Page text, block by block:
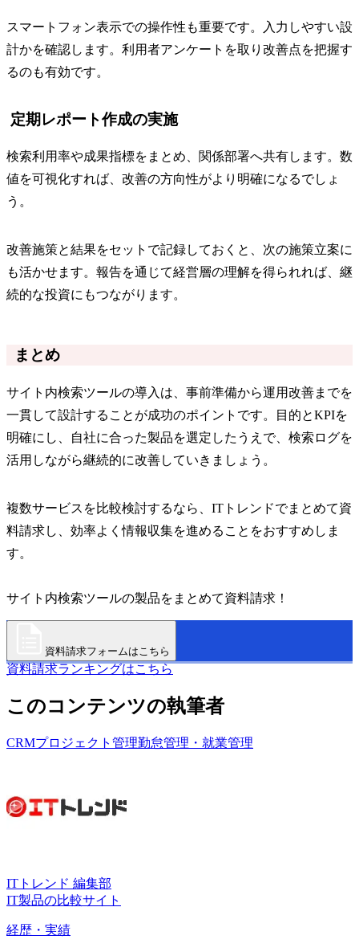
スマートフォン表示での操作性も重要です。入力しやすい設
計かを確認します。利用者アンケートを取り改善点を把握す
るのも有効です。
定期レポート作成の実施
検索利用率や成果指標をまとめ、関係部署へ共有します。数
値を可視化すれば、改善の方向性がより明確になるでしょ
う。
改善施策と結果をセットで記録しておくと、次の施策立案に
も活かせます。報告を通じて経営層の理解を得られれば、継
続的な投資にもつながります。
まとめ
サイト内検索ツールの導入は、事前準備から運用改善までを
一貫して設計することが成功のポイントです。目的とKPIを
明確にし、自社に合った製品を選定したうえで、検索ログを
活用しながら継続的に改善していきましょう。
複数サービスを比較検討するなら、ITトレンドでまとめて資
料請求し、効率よく情報収集を進めることをおすすめしま
す。
サイト内検索ツールの製品をまとめて資料請求！
資料請求フォームはこちら
資料請求ランキングはこちら
このコンテンツの執筆者
CRMプロジェクト管理勤怠管理・就業管理
ITトレンド 編集部
IT製品の比較サイト
経歴・実績